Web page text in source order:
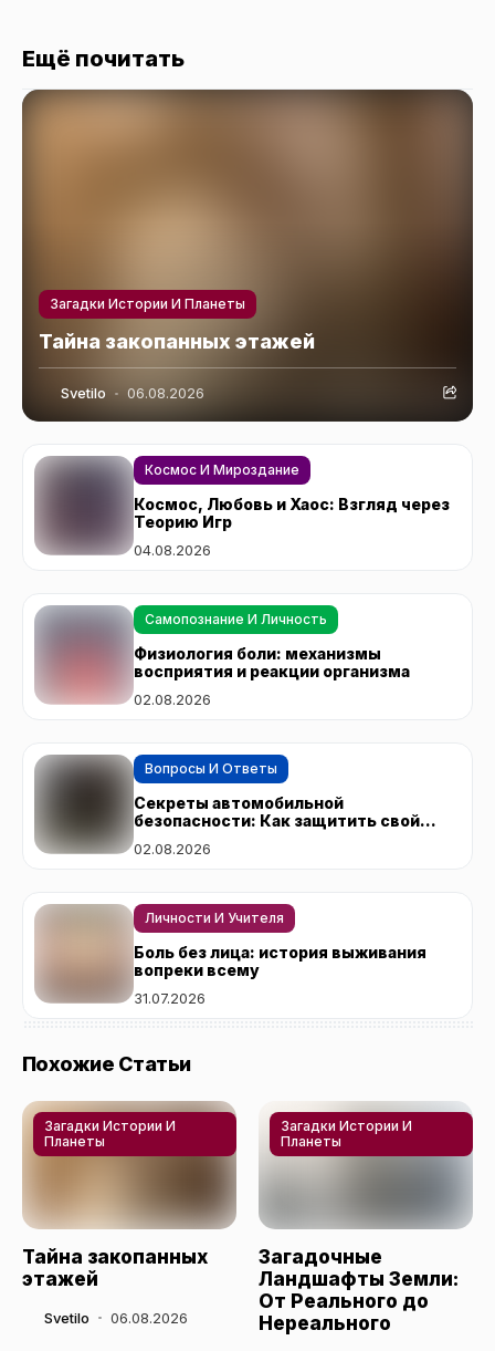
Ещё почитать
Загадки Истории И Планеты
Тайна закопанных этажей
Svetilo 06.08.2026
Космос И Мироздание
Космос, Любовь и Хаос: Взгляд через
Теорию Игр
04.08.2026
Самопознание И Личность
Физиология боли: механизмы
восприятия и реакции организма
02.08.2026
Вопросы И Ответы
Секреты автомобильной
безопасности: Как защитить свой
02.08.2026
Личности И Учителя
Боль без лица: история выживания
вопреки всему
31.07.2026
Похожие Статьи
Загадки Истории И
Планеты
Тайна закопанных
этажей
Svetilo 06.08.2026
Загадки Истории И
Планеты
Загадочные
Ландшафты Земли:
От Реального до
Нереального